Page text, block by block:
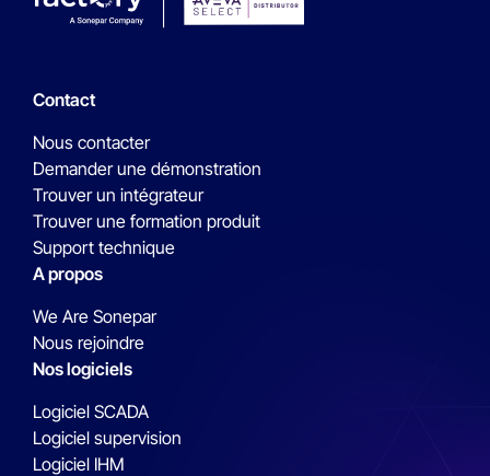
Contact
Nous contacter
Demander une démonstration
Trouver un intégrateur
Trouver une formation produit
Support technique
A propos
We Are Sonepar
Nous rejoindre
Nos logiciels
Logiciel SCADA
Logiciel supervision
Logiciel IHM